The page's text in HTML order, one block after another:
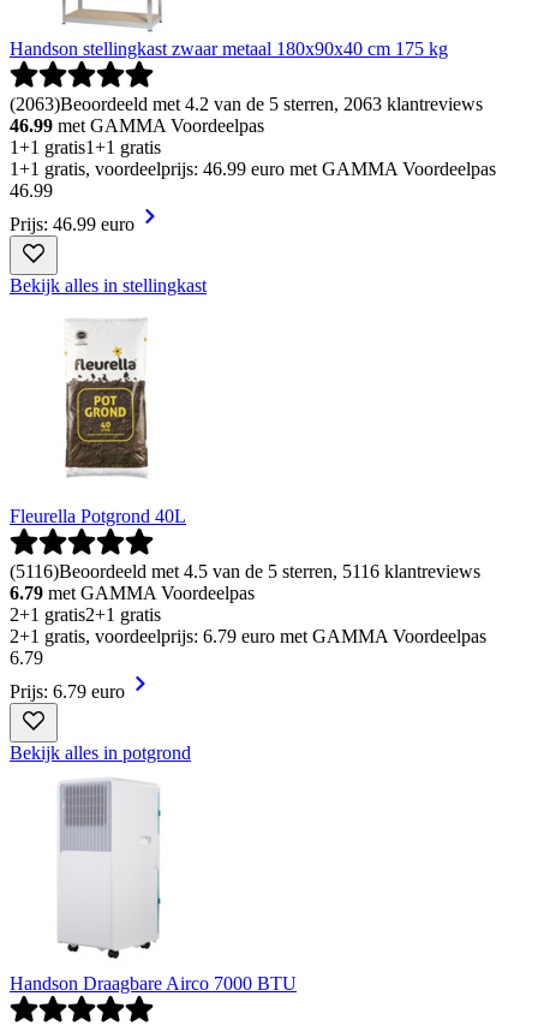
Handson stellingkast zwaar metaal 180x90x40 cm 175 kg
(2063)Beoordeeld met 4.2 van de 5 sterren, 2063 klantreviews
46.99 met GAMMA Voordeelpas
1+1 gratis1+1 gratis
1+1 gratis, voordeelprijs: 46.99 euro met GAMMA Voordeelpas
46.99
Prijs: 46.99 euro
Bekijk alles in stellingkast
Fleurella Potgrond 40L
(5116)Beoordeeld met 4.5 van de 5 sterren, 5116 klantreviews
6.79 met GAMMA Voordeelpas
2+1 gratis2+1 gratis
2+1 gratis, voordeelprijs: 6.79 euro met GAMMA Voordeelpas
6.79
Prijs: 6.79 euro
Bekijk alles in potgrond
Handson Draagbare Airco 7000 BTU